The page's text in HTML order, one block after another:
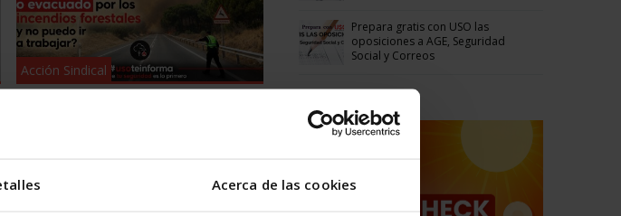
Acerca de las cookies
Acción Sindical
Prepara gratis con USO las
oposiciones a AGE, Seguridad
Social y Correos